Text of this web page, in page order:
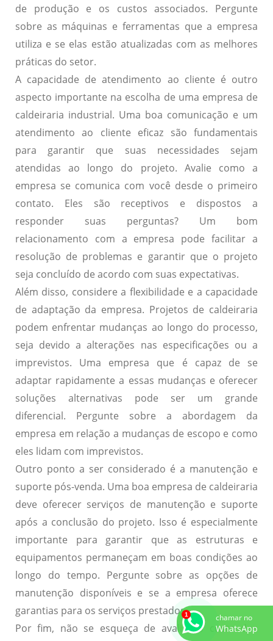
de produção e os custos associados. Pergunte
sobre as máquinas e ferramentas que a empresa
utiliza e se elas estão atualizadas com as melhores
práticas do setor.
A capacidade de atendimento ao cliente é outro
aspecto importante na escolha de uma empresa de
caldeiraria industrial. Uma boa comunicação e um
atendimento ao cliente eficaz são fundamentais
para garantir que suas necessidades sejam
atendidas ao longo do projeto. Avalie como a
empresa se comunica com você desde o primeiro
contato. Eles são receptivos e dispostos a
responder suas perguntas? Um bom
relacionamento com a empresa pode facilitar a
resolução de problemas e garantir que o projeto
seja concluído de acordo com suas expectativas.
Além disso, considere a flexibilidade e a capacidade
de adaptação da empresa. Projetos de caldeiraria
podem enfrentar mudanças ao longo do processo,
seja devido a alterações nas especificações ou a
imprevistos. Uma empresa que é capaz de se
adaptar rapidamente a essas mudanças e oferecer
soluções alternativas pode ser um grande
diferencial. Pergunte sobre a abordagem da
empresa em relação a mudanças de escopo e como
eles lidam com imprevistos.
Outro ponto a ser considerado é a manutenção e
suporte pós-venda. Uma boa empresa de caldeiraria
deve oferecer serviços de manutenção e suporte
após a conclusão do projeto. Isso é especialmente
importante para garantir que as estruturas e
equipamentos permaneçam em boas condições ao
longo do tempo. Pergunte sobre as opções de
manutenção disponíveis e se a empresa oferece
garantias para os serviços prestados.
Por fim, não se esqueça de avaliar o
custo dos
chamar no
WhatsApp